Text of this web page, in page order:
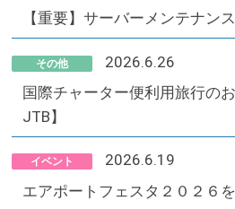
【重要】サーバーメンテナン
その他
2026.6.26
国際チャーター便利用旅行の
JTB】
イベント
2026.6.19
エアポートフェスタ２０２６